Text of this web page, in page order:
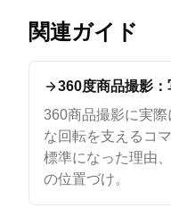
関連ガイド
360度商品撮影
360商品撮影に実
な回転を支えるコ
標準になった理由
の位置づけ。